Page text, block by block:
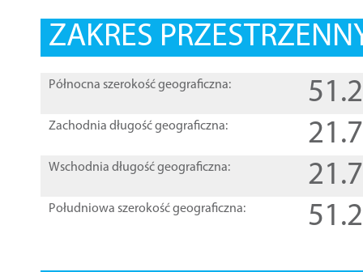
ZAKRES
Północna szerokość geograficzna:
Zachodnia długość geograficzna:
Wschodnia długość geograficzna:
Południowa szerokość geograficzna: